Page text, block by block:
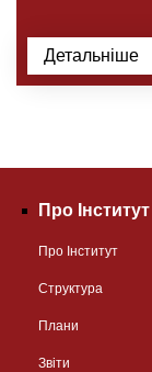
Детальніше
Про Інститут
Про Інститут
Структура
Плани
Звіти